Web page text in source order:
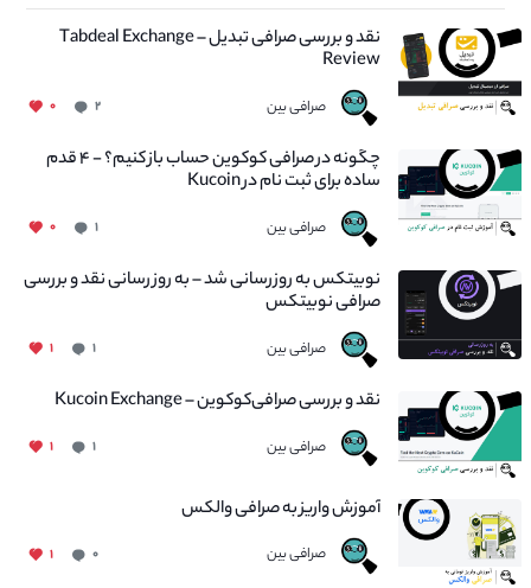
نقد و بررسی صرافی تبدیل – Tabdeal Exchange
Review
صرافی بین ۲ ۰
چگونه در صرافی کوکوین حساب باز کنیم؟ - ۴ قدم
ساده برای ثبت نام در Kucoin
صرافی بین ۱ ۰
نوبیتکس به روزرسانی شد – به روز رسانی نقد و بررسی
صرافی نوبیتکس
صرافی بین ۱ ۱
نقد و بررسی صرافی‌کوکوین – Kucoin Exchange
صرافی بین ۱ ۱
آموزش واریز به صرافی والکس
صرافی بین ۰ ۱